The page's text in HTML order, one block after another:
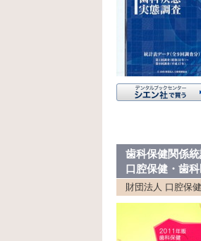
歯科保健関係
口腔保健・歯
財団法人 口腔保